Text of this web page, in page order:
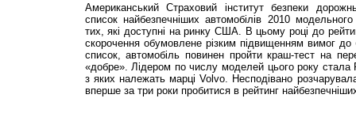
Американський Страховий інститут безпеки
список найбезпечніших автомобілів 2010
тих, які доступні на ринку США. В цьому році до
скорочення обумовлене різким підвищенням вимог до
список, автомобіль повинен пройти краш-тест на
«добре». Лідером по числу моделей цього року
з яких належать марці Volvo. Несподівано
вперше за три роки пробитися в рейтинг